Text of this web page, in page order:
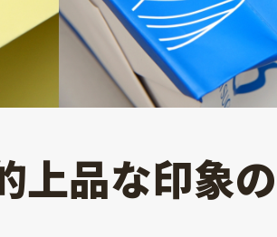
上品な印象